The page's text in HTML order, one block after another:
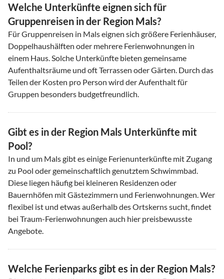
Welche Unterkünfte eignen sich für
Gruppenreisen in der Region Mals?
Für Gruppenreisen in Mals eignen sich größere Ferienhäuser,
Doppelhaushälften oder mehrere Ferienwohnungen in
einem Haus. Solche Unterkünfte bieten gemeinsame
Aufenthaltsräume und oft Terrassen oder Gärten. Durch das
Teilen der Kosten pro Person wird der Aufenthalt für
Gruppen besonders budgetfreundlich.
Gibt es in der Region Mals Unterkünfte mit
Pool?
In und um Mals gibt es einige Ferienunterkünfte mit Zugang
zu Pool oder gemeinschaftlich genutztem Schwimmbad.
Diese liegen häufig bei kleineren Residenzen oder
Bauernhöfen mit Gästezimmern und Ferienwohnungen. Wer
flexibel ist und etwas außerhalb des Ortskerns sucht, findet
bei Traum-Ferienwohnungen auch hier preisbewusste
Angebote.
Welche Ferienparks gibt es in der Region Mals?